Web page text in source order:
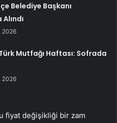
Belediye Başkanı
2026
Mutfağı Haftası: Sofrada
2026
fiyat değişikliği bir zam